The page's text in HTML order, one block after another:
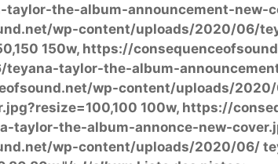
the-album-announcement-new-
wp-content/uploads/2020/06/
150w, https://
taylor-the-album-
wp-content/uploads/
100w, https://
taylor-the-album-annonce-new-
wp-content/uploads/2020/06/